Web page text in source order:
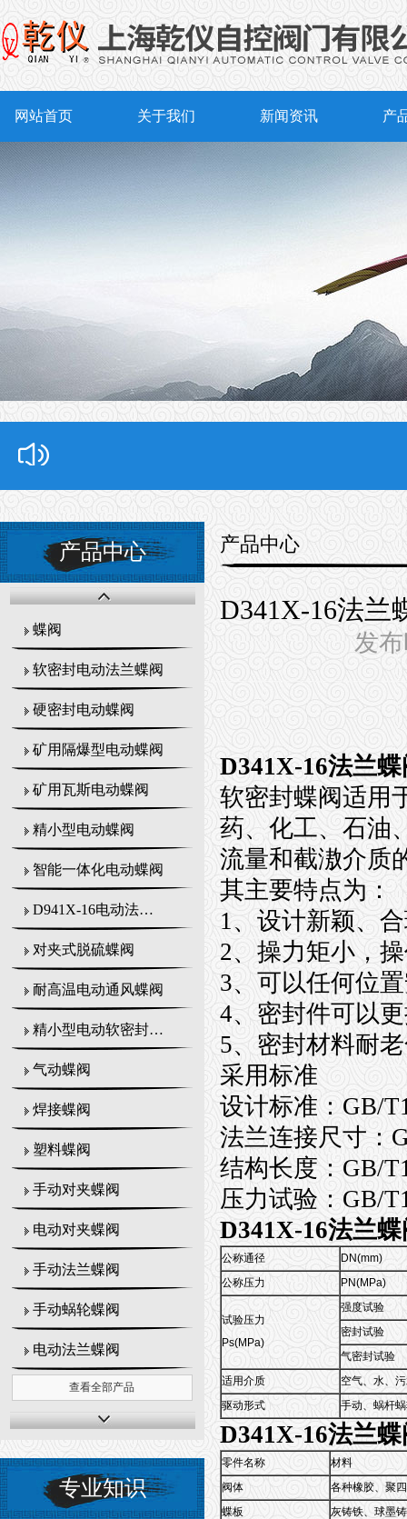
网站首页 关于我们 新闻资讯 产
产品中心
蝶阀
软密封电动法兰蝶阀
硬密封电动蝶阀
矿用隔爆型电动蝶阀
矿用瓦斯电动蝶阀
精小型电动蝶阀
智能一体化电动蝶阀
D941X-16电动法兰式蝶阀
对夹式脱硫蝶阀
耐高温电动通风蝶阀
精小型电动软密封蝶阀
气动蝶阀
焊接蝶阀
塑料蝶阀
手动对夹蝶阀
电动对夹蝶阀
手动法兰蝶阀
手动蜗轮蝶阀
电动法兰蝶阀
查看全部产品
专业知识
产品中心
D341X-16法兰
发
D341X-16法兰
软密封蝶阀适用
药、化工、石油
流量和截滶介质
其主要特点为：
1、设计新颖、
2、操力矩小，
3、可以任何位
4、密封件可以
5、密封材料耐
采用标准
设计标准：GB/
法兰连接尺寸：
结构长度：GB/
压力试验：GB/
D341X-16法兰
公称通径
DN(mm)
公称压力
PN(MPa)
试验压力
Ps(MPa)
强度试验
密封试验
气密封试验
适用介质
空气、水、
驱动形式
手动、蜗杆
D341X-16法兰
零件名称
材料
阀体
各种橡胶、聚
蝶板
灰铸铁、球墨